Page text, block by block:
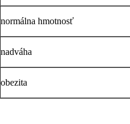
normálna hmotnosť
nadváha
obezita